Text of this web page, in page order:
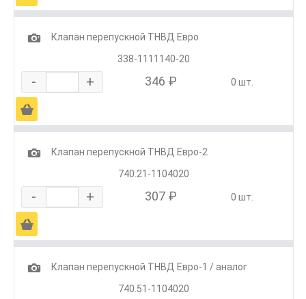
1
Клапан перепускной ТНВД Евро
338-1111140-20
- + 346 ₽ 0 шт.
Ä
1
Клапан перепускной ТНВД Евро-2
740.21-1104020
- + 307 ₽ 0 шт.
Ä
1
Клапан перепускной ТНВД Евро-1 / аналог
740.51-1104020